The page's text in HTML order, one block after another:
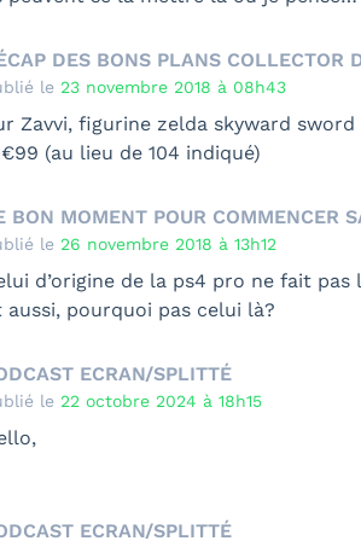
le 23 novembre 2018 à 08h43
Zavvi, figurine zelda skyward sword
(au lieu de 104 indiqué)
le 26 novembre 2018 à 13h12
d’origine de la ps4 pro ne fait pas
aussi, pourquoi pas celui là?
ECRAN/SPLITTÉ
le 22 octobre 2024 à 18h15
n'hésitez pas à y jeter une
ce lien :https://
ECRAN/SPLITTÉ